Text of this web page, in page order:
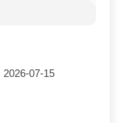
2026-07-15